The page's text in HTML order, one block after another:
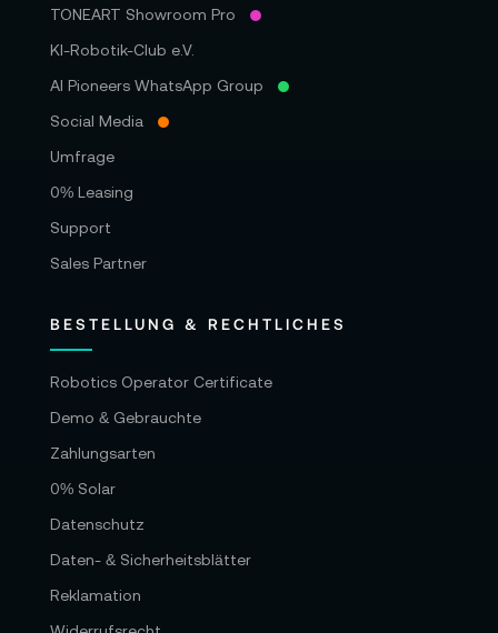
TONEART Showroom Pro
KI-Robotik-Club e.V.
AI Pioneers WhatsApp Group
Social Media
Umfrage
0% Leasing
Support
Sales Partner
BESTELLUNG & RECHTLICHES
Robotics Operator Certificate
Demo & Gebrauchte
Zahlungsarten
0% Solar
Datenschutz
Daten- & Sicherheitsblätter
Reklamation